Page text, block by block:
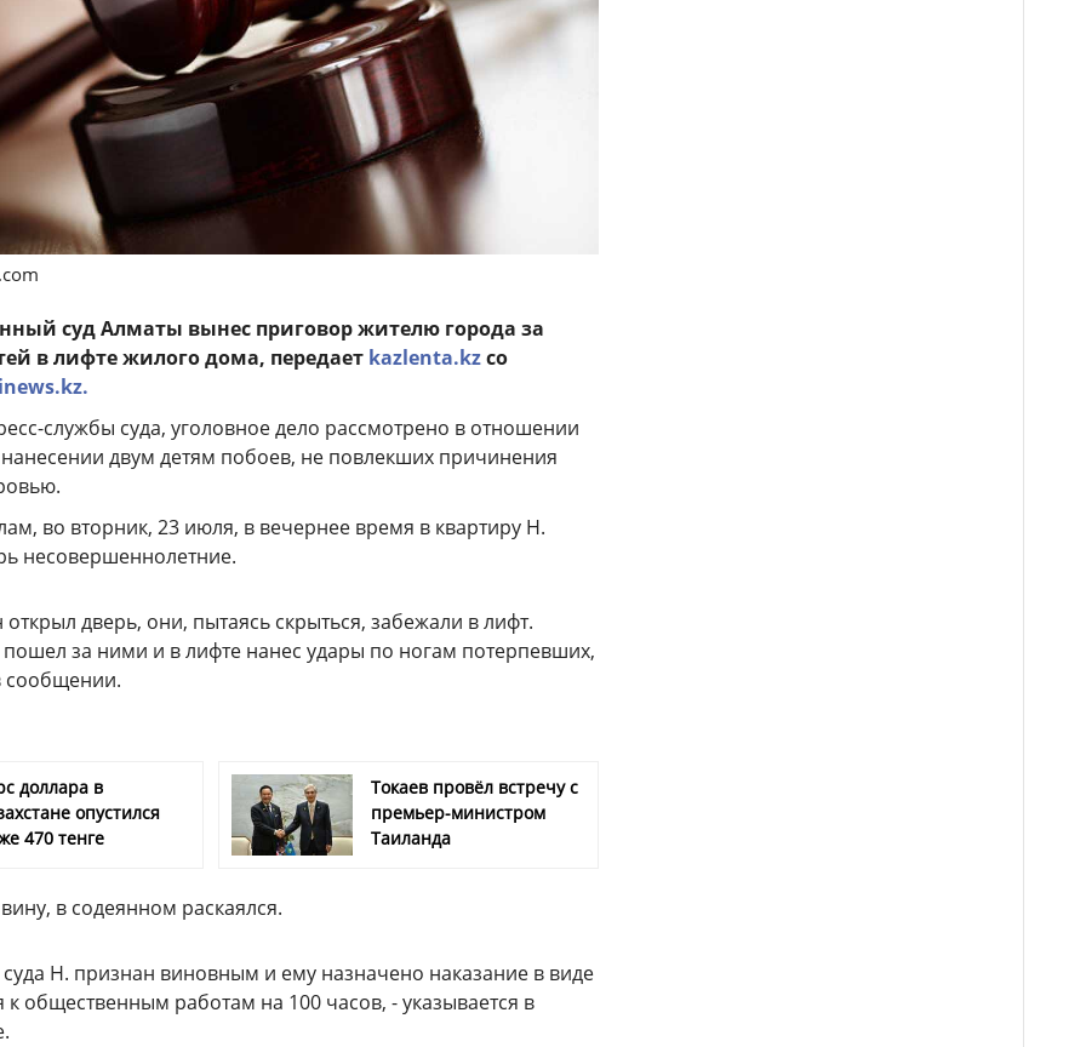
суд Алматы вынес приговор жителю города за
в лифте жилого дома, передает kazlenta.kzсо
службы суда, уголовное дело рассмотрено в отношении
двум детям побоев, не повлекших причинения
во вторник, 23 июля, в вечернее время в квартиру Н.
несовершеннолетние.
открыл дверь, они, пытаясь скрыться, забежали в лифт.
за ними и в лифте нанес удары по ногам потерпевших,
сообщении.
доллара в
опустился
470 тенге
Токаев провёл встречу с
премьер-министром
Таиланда
в содеянном раскаялся.
Н. признан виновным и ему назначено наказание в виде
к общественным работам на 100 часов, - указывается в